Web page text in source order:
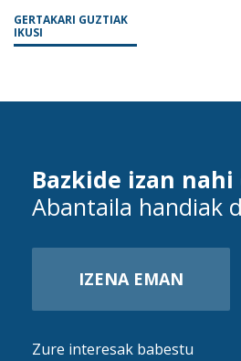
GERTAKARI GUZTIAK
IKUSI
Bazkide izan nahi
Abantaila handiak
IZENA EMAN
Zure interesak babestu